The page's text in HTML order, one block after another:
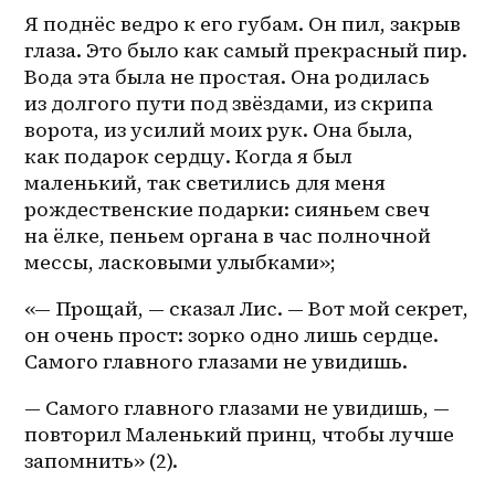
Я поднёс ведро к его губам. Он пил, закрыв
глаза. Это было как самый прекрасный пир.
Вода эта была не простая. Она родилась
из долгого пути под звёздами, из скрипа
ворота, из усилий моих рук. Она была,
как подарок сердцу. Когда я был
маленький, так светились для меня
рождественские подарки: сияньем свеч
на ёлке, пеньем органа в час полночной
мессы, ласковыми улыбками»;
«— Прощай, — сказал Лис. — Вот мой секрет,
он очень прост: зорко одно лишь сердце.
Самого главного глазами не увидишь.
— Самого главного глазами не увидишь, —
повторил Маленький принц, чтобы лучше
запомнить» (2).